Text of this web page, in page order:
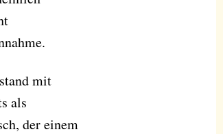
mit
als
der einem